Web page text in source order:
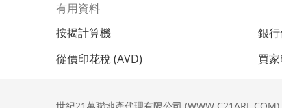
有用資料
按揭計算機
銀
從價印花稅 (AVD)
買